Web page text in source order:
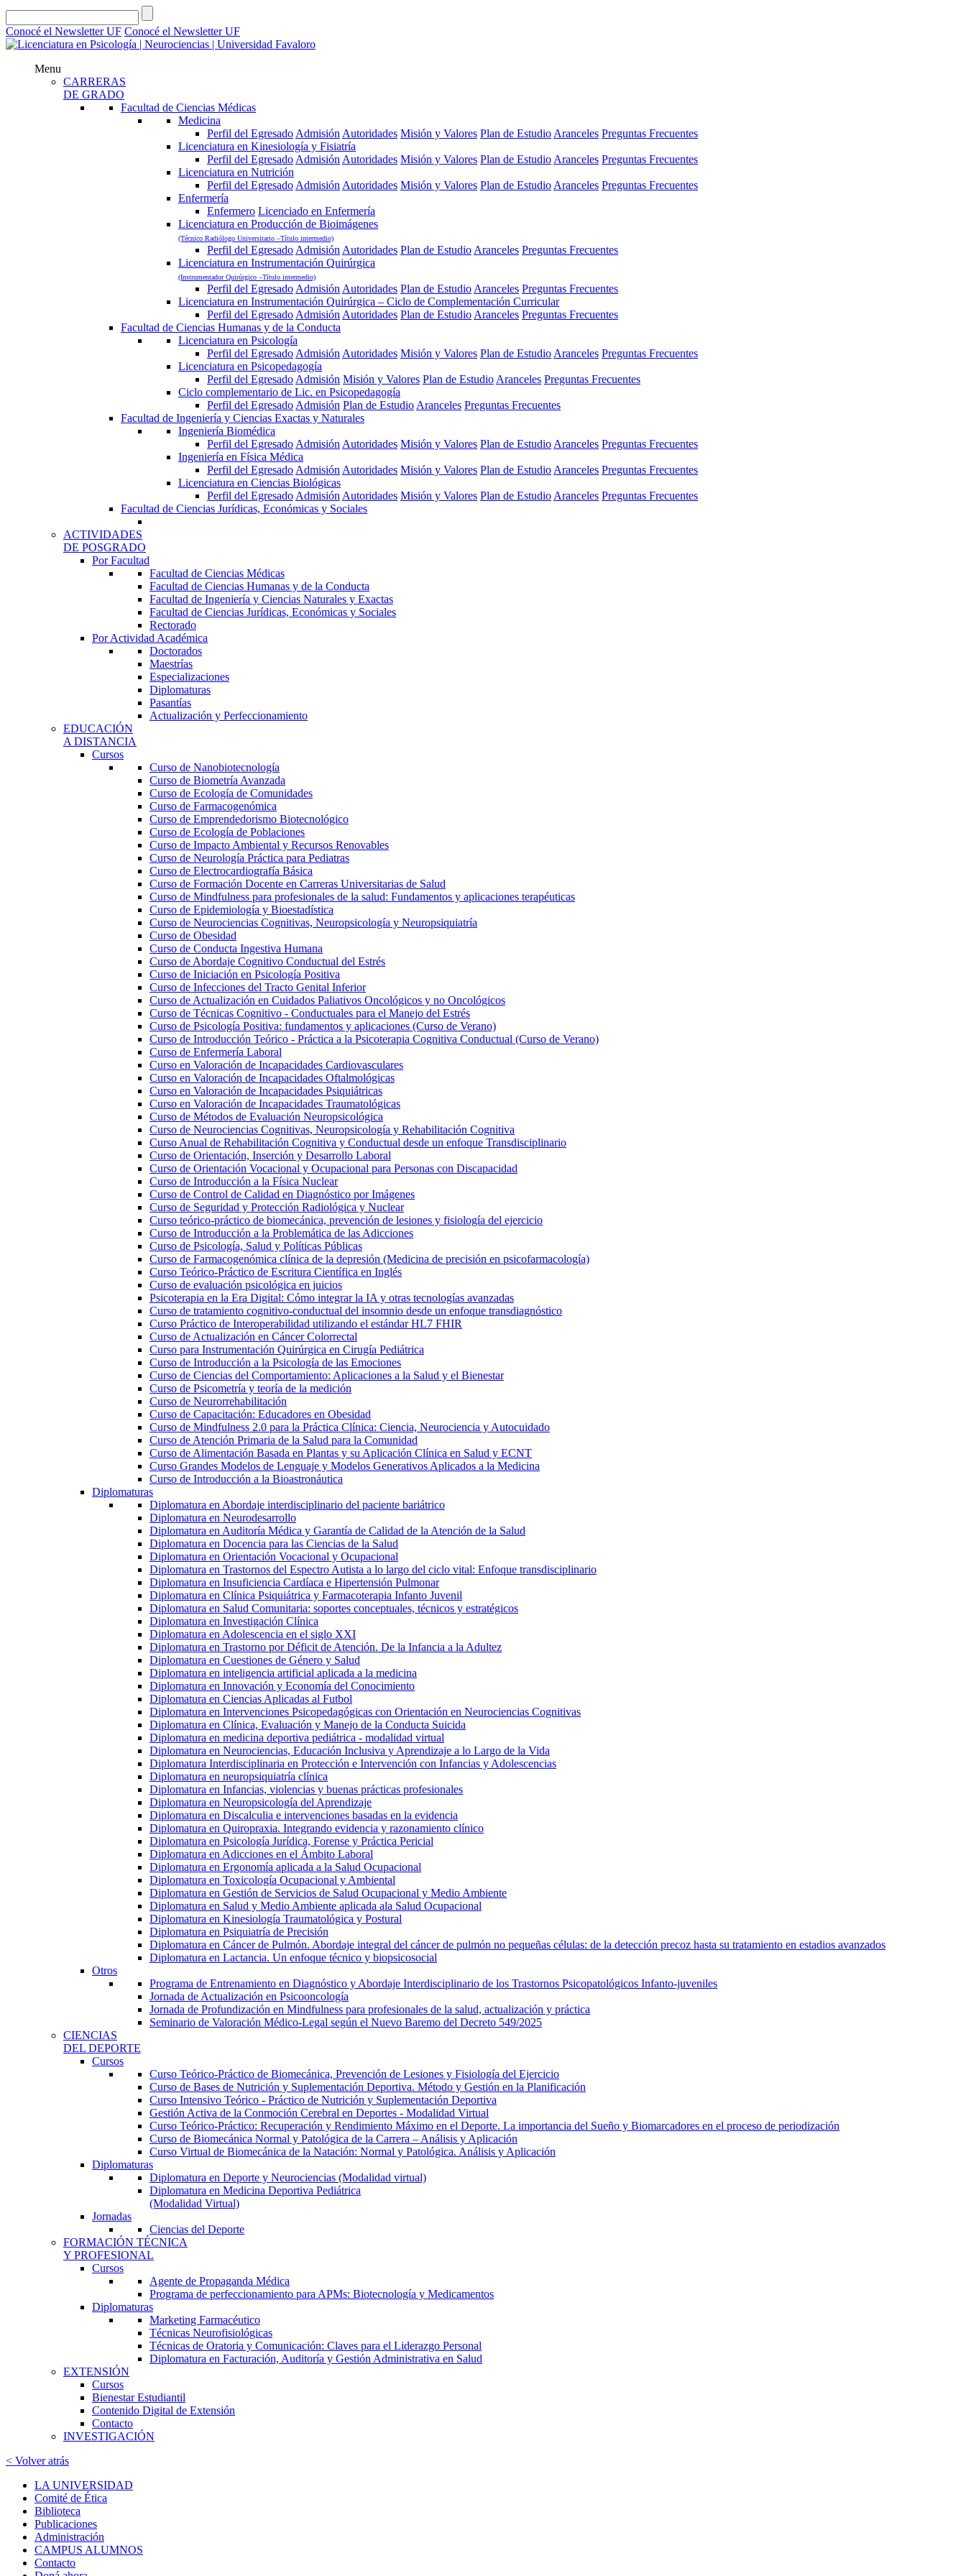
Conocé el Newsletter UF Conocé el Newsletter UF
Menu
CARRERAS
DE GRADO
Facultad de Ciencias Médicas
Medicina
Perfil del Egresado Admisión Autoridades Misión y Valores Plan de Estudio Aranceles Preguntas Frecuentes
Licenciatura en Kinesiología y Fisiatría
Perfil del Egresado Admisión Autoridades Misión y Valores Plan de Estudio Aranceles Preguntas Frecuentes
Licenciatura en Nutrición
Perfil del Egresado Admisión Autoridades Misión y Valores Plan de Estudio Aranceles Preguntas Frecuentes
Enfermería
Enfermero Licenciado en Enfermería
Licenciatura en Producción de Bioimágenes
(Técnico Radiólogo Universitario –Título intermedio)
Perfil del Egresado Admisión Autoridades Plan de Estudio Aranceles Preguntas Frecuentes
Licenciatura en Instrumentación Quirúrgica
(Instrumentador Quirúrgico –Título intermedio)
Perfil del Egresado Admisión Autoridades Plan de Estudio Aranceles Preguntas Frecuentes
Licenciatura en Instrumentación Quirúrgica – Ciclo de Complementación Curricular
Perfil del Egresado Admisión Autoridades Plan de Estudio Aranceles Preguntas Frecuentes
Facultad de Ciencias Humanas y de la Conducta
Licenciatura en Psicología
Perfil del Egresado Admisión Autoridades Misión y Valores Plan de Estudio Aranceles Preguntas Frecuentes
Licenciatura en Psicopedagogía
Perfil del Egresado Admisión Misión y Valores Plan de Estudio Aranceles Preguntas Frecuentes
Ciclo complementario de Lic. en Psicopedagogía
Perfil del Egresado Admisión Plan de Estudio Aranceles Preguntas Frecuentes
Facultad de Ingeniería y Ciencias Exactas y Naturales
Ingeniería Biomédica
Perfil del Egresado Admisión Autoridades Misión y Valores Plan de Estudio Aranceles Preguntas Frecuentes
Ingeniería en Física Médica
Perfil del Egresado Admisión Autoridades Misión y Valores Plan de Estudio Aranceles Preguntas Frecuentes
Licenciatura en Ciencias Biológicas
Perfil del Egresado Admisión Autoridades Misión y Valores Plan de Estudio Aranceles Preguntas Frecuentes
Facultad de Ciencias Jurídicas, Económicas y Sociales
ACTIVIDADES
DE POSGRADO
Por Facultad
Facultad de Ciencias Médicas
Facultad de Ciencias Humanas y de la Conducta
Facultad de Ingeniería y Ciencias Naturales y Exactas
Facultad de Ciencias Jurídicas, Económicas y Sociales
Rectorado
Por Actividad Académica
Doctorados
Maestrías
Especializaciones
Diplomaturas
Pasantías
Actualización y Perfeccionamiento
EDUCACIÓN
A DISTANCIA
Cursos
Curso de Nanobiotecnología
Curso de Biometría Avanzada
Curso de Ecología de Comunidades
Curso de Farmacogenómica
Curso de Emprendedorismo Biotecnológico
Curso de Ecología de Poblaciones
Curso de Impacto Ambiental y Recursos Renovables
Curso de Neurología Práctica para Pediatras
Curso de Electrocardiografía Básica
Curso de Formación Docente en Carreras Universitarias de Salud
Curso de Mindfulness para profesionales de la salud: Fundamentos y aplicaciones terapéuticas
Curso de Epidemiología y Bioestadística
Curso de Neurociencias Cognitivas, Neuropsicología y Neuropsiquiatría
Curso de Obesidad
Curso de Conducta Ingestiva Humana
Curso de Abordaje Cognitivo Conductual del Estrés
Curso de Iniciación en Psicología Positiva
Curso de Infecciones del Tracto Genital Inferior
Curso de Actualización en Cuidados Paliativos Oncológicos y no Oncológicos
Curso de Técnicas Cognitivo - Conductuales para el Manejo del Estrés
Curso de Psicología Positiva: fundamentos y aplicaciones (Curso de Verano)
Curso de Introducción Teórico - Práctica a la Psicoterapia Cognitiva Conductual (Curso de Verano)
Curso de Enfermería Laboral
Curso en Valoración de Incapacidades Cardiovasculares
Curso en Valoración de Incapacidades Oftalmológicas
Curso en Valoración de Incapacidades Psiquiátricas
Curso en Valoración de Incapacidades Traumatológicas
Curso de Métodos de Evaluación Neuropsicológica
Curso de Neurociencias Cognitivas, Neuropsicología y Rehabilitación Cognitiva
Curso Anual de Rehabilitación Cognitiva y Conductual desde un enfoque Transdisciplinario
Curso de Orientación, Inserción y Desarrollo Laboral
Curso de Orientación Vocacional y Ocupacional para Personas con Discapacidad
Curso de Introducción a la Física Nuclear
Curso de Control de Calidad en Diagnóstico por Imágenes
Curso de Seguridad y Protección Radiológica y Nuclear
Curso teórico-práctico de biomecánica, prevención de lesiones y fisiología del ejercicio
Curso de Introducción a la Problemática de las Adicciones
Curso de Psicología, Salud y Políticas Públicas
Curso de Farmacogenómica clínica de la depresión (Medicina de precisión en psicofarmacología)
Curso Teórico-Práctico de Escritura Científica en Inglés
Curso de evaluación psicológica en juicios
Psicoterapia en la Era Digital: Cómo integrar la IA y otras tecnologías avanzadas
Curso de tratamiento cognitivo-conductual del insomnio desde un enfoque transdiagnóstico
Curso Práctico de Interoperabilidad utilizando el estándar HL7 FHIR
Curso de Actualización en Cáncer Colorrectal
Curso para Instrumentación Quirúrgica en Cirugía Pediátrica
Curso de Introducción a la Psicología de las Emociones
Curso de Ciencias del Comportamiento: Aplicaciones a la Salud y el Bienestar
Curso de Psicometría y teoría de la medición
Curso de Neurorrehabilitación
Curso de Capacitación: Educadores en Obesidad
Curso de Mindfulness 2.0 para la Práctica Clínica: Ciencia, Neurociencia y Autocuidado
Curso de Atención Primaria de la Salud para la Comunidad
Curso de Alimentación Basada en Plantas y su Aplicación Clínica en Salud y ECNT
Curso Grandes Modelos de Lenguaje y Modelos Generativos Aplicados a la Medicina
Curso de Introducción a la Bioastronáutica
Diplomaturas
Diplomatura en Abordaje interdisciplinario del paciente bariátrico
Diplomatura en Neurodesarrollo
Diplomatura en Auditoría Médica y Garantía de Calidad de la Atención de la Salud
Diplomatura en Docencia para las Ciencias de la Salud
Diplomatura en Orientación Vocacional y Ocupacional
Diplomatura en Trastornos del Espectro Autista a lo largo del ciclo vital: Enfoque transdisciplinario
Diplomatura en Insuficiencia Cardíaca e Hipertensión Pulmonar
Diplomatura en Clínica Psiquiátrica y Farmacoterapia Infanto Juvenil
Diplomatura en Salud Comunitaria: soportes conceptuales, técnicos y estratégicos
Diplomatura en Investigación Clínica
Diplomatura en Adolescencia en el siglo XXI
Diplomatura en Trastorno por Déficit de Atención. De la Infancia a la Adultez
Diplomatura en Cuestiones de Género y Salud
Diplomatura en inteligencia artificial aplicada a la medicina
Diplomatura en Innovación y Economía del Conocimiento
Diplomatura en Ciencias Aplicadas al Futbol
Diplomatura en Intervenciones Psicopedagógicas con Orientación en Neurociencias Cognitivas
Diplomatura en Clínica, Evaluación y Manejo de la Conducta Suicida
Diplomatura en medicina deportiva pediátrica - modalidad virtual
Diplomatura en Neurociencias, Educación Inclusiva y Aprendizaje a lo Largo de la Vida
Diplomatura Interdisciplinaria en Protección e Intervención con Infancias y Adolescencias
Diplomatura en neuropsiquiatría clínica
Diplomatura en Infancias, violencias y buenas prácticas profesionales
Diplomatura en Neuropsicología del Aprendizaje
Diplomatura en Discalculia e intervenciones basadas en la evidencia
Diplomatura en Quiropraxia. Integrando evidencia y razonamiento clínico
Diplomatura en Psicología Jurídica, Forense y Práctica Pericial
Diplomatura en Adicciones en el Ámbito Laboral
Diplomatura en Ergonomía aplicada a la Salud Ocupacional
Diplomatura en Toxicología Ocupacional y Ambiental
Diplomatura en Gestión de Servicios de Salud Ocupacional y Medio Ambiente
Diplomatura en Salud y Medio Ambiente aplicada ala Salud Ocupacional
Diplomatura en Kinesiología Traumatológica y Postural
Diplomatura en Psiquiatría de Precisión
Diplomatura en Cáncer de Pulmón. Abordaje integral del cáncer de pulmón no pequeñas células: de la detección precoz hasta su tratamiento en estadios avanzados
Diplomatura en Lactancia. Un enfoque técnico y biopsicosocial
Otros
Programa de Entrenamiento en Diagnóstico y Abordaje Interdisciplinario de los Trastornos Psicopatológicos Infanto-juveniles
Jornada de Actualización en Psicooncología
Jornada de Profundización en Mindfulness para profesionales de la salud, actualización y práctica
Seminario de Valoración Médico-Legal según el Nuevo Baremo del Decreto 549/2025
CIENCIAS
DEL DEPORTE
Cursos
Curso Teórico-Práctico de Biomecánica, Prevención de Lesiones y Fisiología del Ejercicio
Curso de Bases de Nutrición y Suplementación Deportiva. Método y Gestión en la Planificación
Curso Intensivo Teórico - Práctico de Nutrición y Suplementación Deportiva
Gestión Activa de la Conmoción Cerebral en Deportes - Modalidad Virtual
Curso Teórico-Práctico: Recuperación y Rendimiento Máximo en el Deporte. La importancia del Sueño y Biomarcadores en el proceso de periodización
Curso de Biomecánica Normal y Patológica de la Carrera – Análisis y Aplicación
Curso Virtual de Biomecánica de la Natación: Normal y Patológica. Análisis y Aplicación
Diplomaturas
Diplomatura en Deporte y Neurociencias (Modalidad virtual)
Diplomatura en Medicina Deportiva Pediátrica
(Modalidad Virtual)
Jornadas
Ciencias del Deporte
FORMACIÓN TÉCNICA
Y PROFESIONAL
Cursos
Agente de Propaganda Médica
Programa de perfeccionamiento para APMs: Biotecnología y Medicamentos
Diplomaturas
Marketing Farmacéutico
Técnicas Neurofisiológicas
Técnicas de Oratoria y Comunicación: Claves para el Liderazgo Personal
Diplomatura en Facturación, Auditoría y Gestión Administrativa en Salud
EXTENSIÓN
Cursos
Bienestar Estudiantil
Contenido Digital de Extensión
Contacto
INVESTIGACIÓN
< Volver atrás
LA UNIVERSIDAD
Comité de Ética
Biblioteca
Publicaciones
Administración
CAMPUS ALUMNOS
Contacto